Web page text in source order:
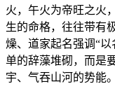
火，午火为帝旺之火
生的命格，往往带有
燥、道家起名强调“
单的辞藻堆砌，而是
宇、气吞山河的势能。